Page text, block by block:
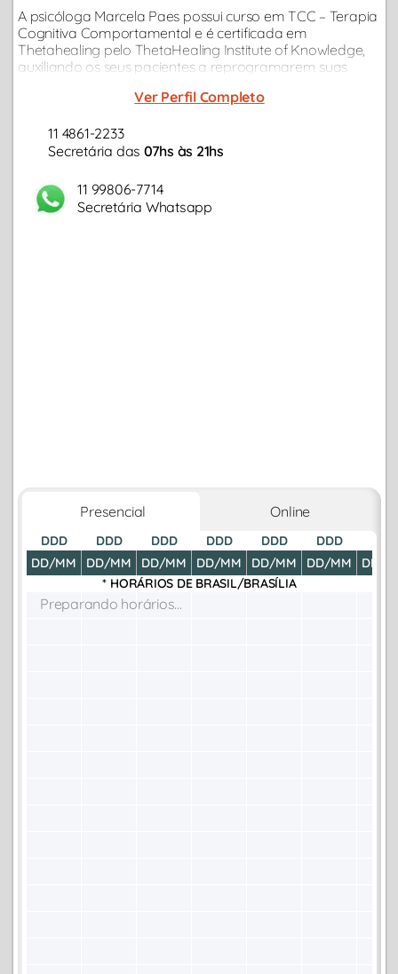
A psicóloga Marcela Paes possui curso em TCC – Terapia
Cognitiva Comportamental e é certificada em
Thetahealing pelo ThetaHealing Institute of Knowledge,
auxiliando os seus pacientes a reprogramarem suas
foco em desenvolver suas potencialidades.
Ver Perfil Completo
11 4861-2233
Secretária das 07hs às 21hs
11 99806-7714
Secretária Whatsapp
Presencial Online
DDD
DD/MM
DDD
DD/MM
DDD
DD/MM
DDD
DD/MM
DDD
DD/MM
DDD
DD/MM
DD/
* HORÁRIOS DE BRASIL/BRASÍLIA
Preparando horários...